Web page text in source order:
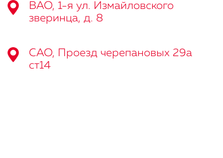
ВАО, 1-я ул. Измайловского
зверинца, д. 8
САО, Проезд черепановых 29а
ст14